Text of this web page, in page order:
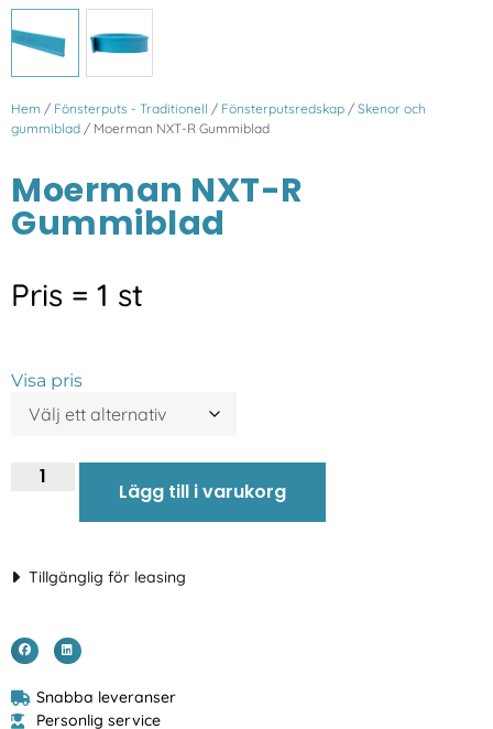
Hem / Fönsterputs - Traditionell / Fönsterputsredskap / Skenor och
gummiblad / Moerman NXT-R Gummiblad
Moerman NXT-R
Gummiblad
Pris = 1 st
Visa pris
Lägg till i varukorg
Tillgänglig för leasing
Snabba leveranser
Personlig service